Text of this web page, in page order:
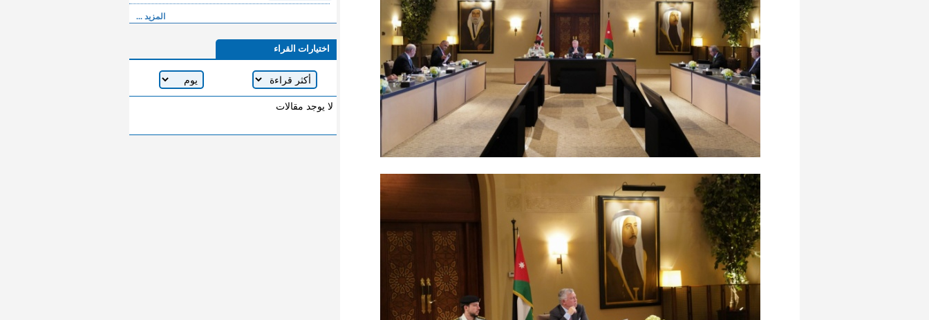
المزيد ...
اختيارات القراء
لا يوجد مقالات